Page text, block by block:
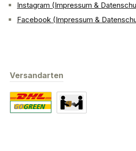
Instagram (Impressum &
Facebook (Impressum &
Versandarten